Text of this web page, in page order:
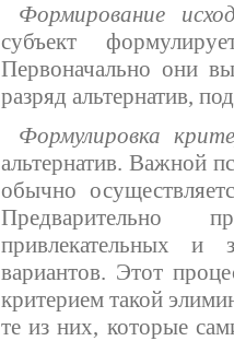
Формирование
субъект
Первоначально они
разряд альтернатив,
Формулировка
альтернатив. Важной
обычно
Предварительно
привлекательных и
вариантов. Этот
критерием такой
те из них, которые